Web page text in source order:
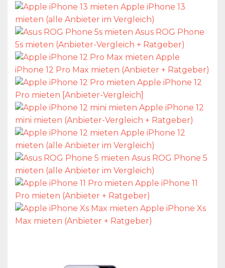
Apple iPhone 13
mieten (alle Anbieter im Vergleich)
Asus ROG Phone
5s mieten (Anbieter-Vergleich + Ratgeber)
Apple
iPhone 12 Pro Max mieten (Anbieter + Ratgeber)
Apple iPhone 12
Pro mieten [Anbieter-Vergleich]
Apple iPhone 12
mini mieten (Anbieter-Vergleich + Ratgeber)
Apple iPhone 12
mieten (alle Anbieter im Vergleich)
Asus ROG Phone 5
mieten (alle Anbieter im Vergleich)
Apple iPhone 11
Pro mieten (Anbieter + Ratgeber)
Apple iPhone Xs
Max mieten (Anbieter + Ratgeber)